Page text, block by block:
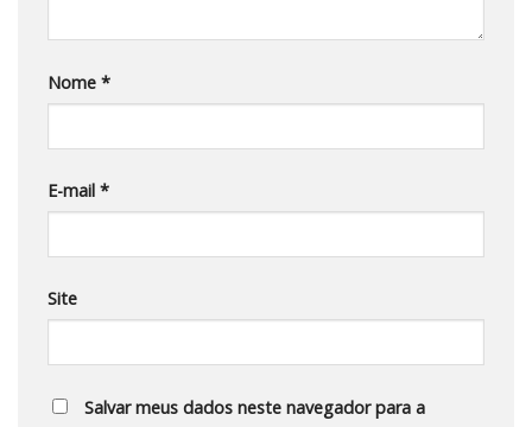
Nome *
E-mail *
Site
Salvar meus dados neste navegador para a